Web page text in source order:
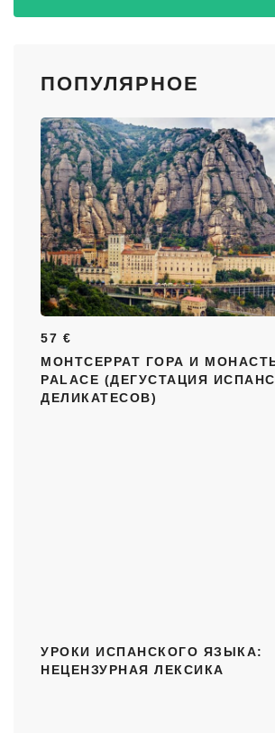
ПОПУЛЯРНОЕ
57 €
МОНТСЕРРАТ ГОРА И
PALACE (ДЕГУСТАЦИЯ
ДЕЛИКАТЕСОВ)
УРОКИ ИСПАНСКОГО ЯЗЫКА:
НЕЦЕНЗУРНАЯ ЛЕКСИКА